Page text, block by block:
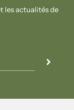
les actualités de